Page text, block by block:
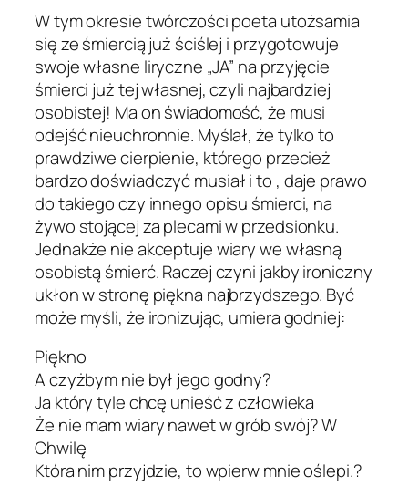
W tym okresie twórczości poeta utożsamia
się ze śmiercią już ściślej i przygotowuje
swoje własne liryczne „JA” na przyjęcie
śmierci już tej własnej, czyli najbardziej
osobistej! Ma on świadomość, że musi
odejść nieuchronnie. Myślał, że tylko to
prawdziwe cierpienie, którego przecież
bardzo doświadczyć musiał i to , daje prawo
do takiego czy innego opisu śmierci, na
żywo stojącej za plecami w przedsionku.
Jednakże nie akceptuje wiary we własną
osobistą śmierć. Raczej czyni jakby ironiczny
ukłon w stronę piękna najbrzydszego. Być
może myśli, że ironizując, umiera godniej:
Piękno
A czyżbym nie był jego godny?
Ja który tyle chcę unieść z człowieka
Że nie mam wiary nawet w grób swój? W
Chwilę
Która nim przyjdzie, to wpierw mnie oślepi.?